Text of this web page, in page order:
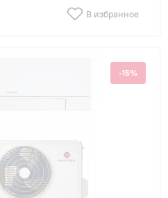
В избранное
-15%